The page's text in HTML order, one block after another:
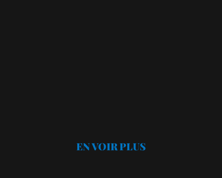
EN VOIR PLUS